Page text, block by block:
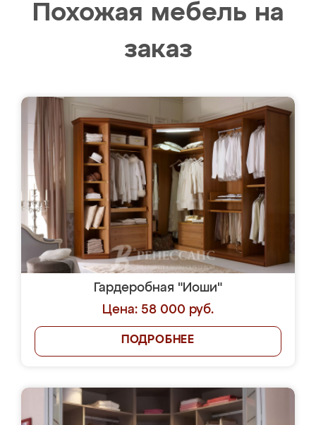
Похожая мебель на
заказ
Гардеробная "Иоши"
Цена: 58 000 руб.
ПОДРОБНЕЕ